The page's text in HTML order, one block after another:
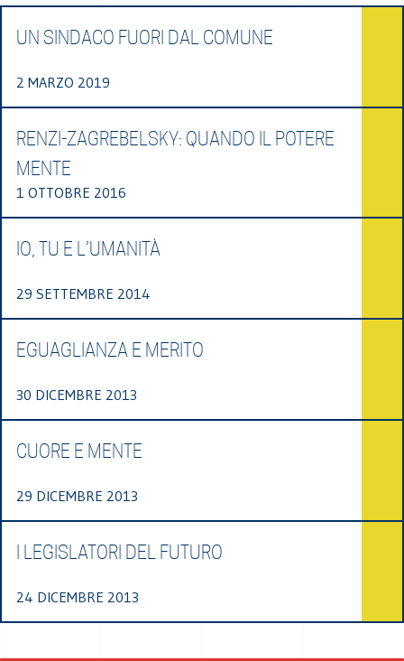
UN SINDACO FUORI DAL COMUNE
2 MARZO 2019
RENZI-ZAGREBELSKY: QUANDO IL POTERE
MENTE
1 OTTOBRE 2016
IO, TU E L’UMANITÀ
29 SETTEMBRE 2014
EGUAGLIANZA E MERITO
30 DICEMBRE 2013
CUORE E MENTE
29 DICEMBRE 2013
I LEGISLATORI DEL FUTURO
24 DICEMBRE 2013